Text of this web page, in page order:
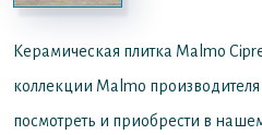
Керамическая плитка Malmo
коллекции Malmo производителя
посмотреть и приобрести в